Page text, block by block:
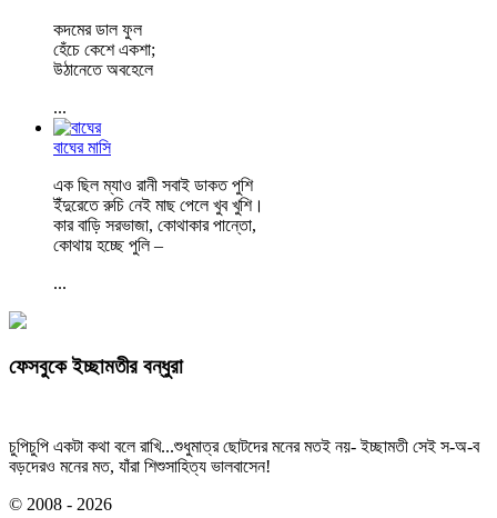
কদমের ডাল ফুল
হেঁচে কেশে একশা;
উঠানেতে অবহেলে
...
বাঘের মাসি
এক ছিল ম্যাও রানী সবাই ডাকত পুশি
ইঁদুরেতে রুচি নেই মাছ পেলে খুব খুশি।
কার বাড়ি সরভাজা, কোথাকার পান্তো,
কোথায় হচ্ছে পুলি –
...
ফেসবুকে ইচ্ছামতীর বন্ধুরা
চুপিচুপি একটা কথা বলে রাখি...শুধুমাত্র ছোটদের মনের মতই নয়- ইচ্ছামতী সেই স-অ-ব
বড়দেরও মনের মত, যাঁরা শিশুসাহিত্য ভালবাসেন!
© 2008 - 2026